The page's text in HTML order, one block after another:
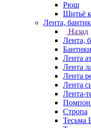
Рюш
Шитьё
Лента,
Назад
Лента,
Бантики
Лента
Лента
Лента
Лента
Лента-
Стропа
Тесьма